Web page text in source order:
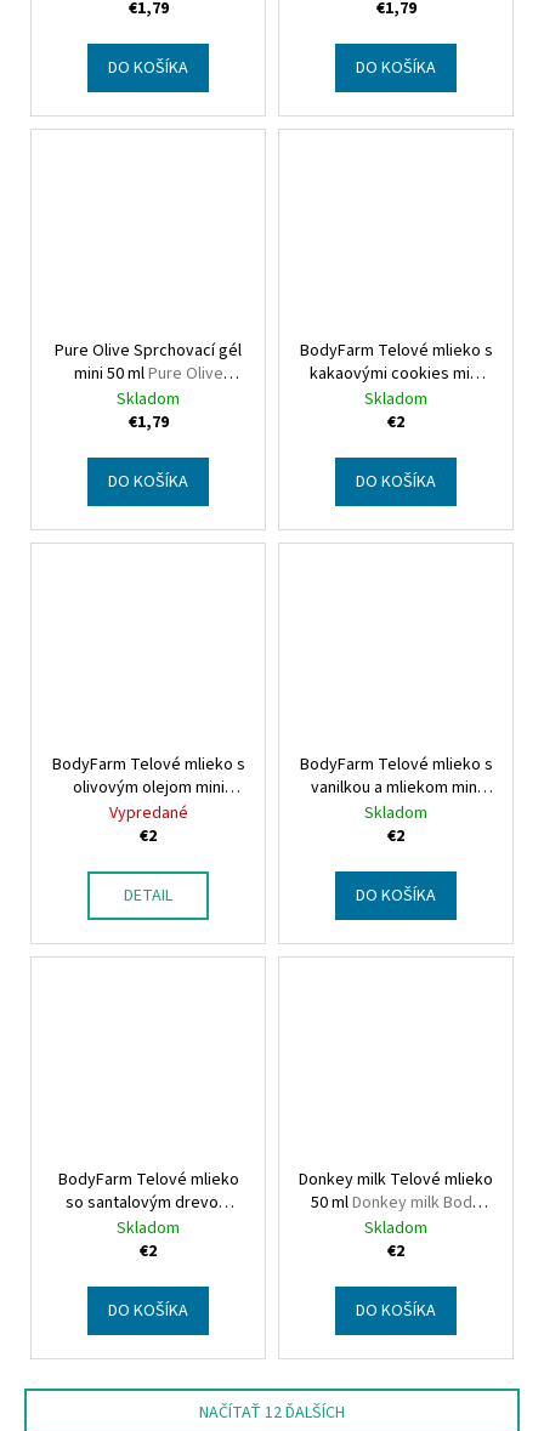
€1,79
DO KOŠÍKA
€1,79
DO KOŠÍKA
Pure Olive Sprchovací gél
mini 50 mlPure Olive
Shower Gel mini
Skladom
€1,79
DO KOŠÍKA
BodyFarm Telové mlieko s
kakaovými cookies mini
BodyFarm Cocoa Cookies
body butter mini
Skladom
€2
DO KOŠÍKA
BodyFarm Telové mlieko s
olivovým olejom mini
Bodyfarm Olive oil body
milk mini
Vypredané
€2
DETAIL
BodyFarm Telové mlieko s
vanilkou a mliekom mini
Bodyfarm Vanilla-milk
body milk
Skladom
€2
DO KOŠÍKA
BodyFarm Telové mlieko
so santalovým drevom
miniBodyfarm
Sandalwood body lotion
Skladom
€2
DO KOŠÍKA
Donkey milk Telové mlieko
50 mlDonkey milk Body
Milk mini
Skladom
€2
DO KOŠÍKA
NAČÍTAŤ 12 ĎALŠÍCH